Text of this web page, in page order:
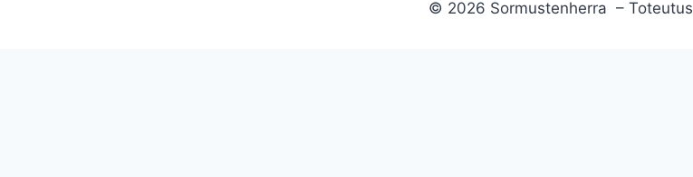
© 2026 Sormustenherra – Toteutus